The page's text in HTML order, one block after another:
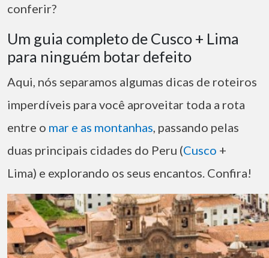
conferir?
Um guia completo de Cusco + Lima
para ninguém botar defeito
Aqui, nós separamos algumas dicas de roteiros
imperdíveis para você aproveitar toda a rota
entre o mar e as montanhas, passando pelas
duas principais cidades do Peru (Cusco +
Lima) e explorando os seus encantos. Confira!